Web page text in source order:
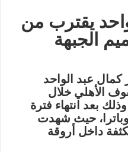
يقترب من
الجبهة
كمال عبد الواحد
الأهلي خلال
بعد انتهاء فترة
حيث شهدت
داخل أروقة